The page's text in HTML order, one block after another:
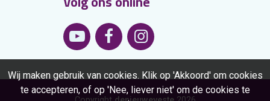
Wij maken gebruik van cookies. Klik op 'Akkoord' om cookies
te accepteren, of op 'Nee, liever niet' om de cookies te